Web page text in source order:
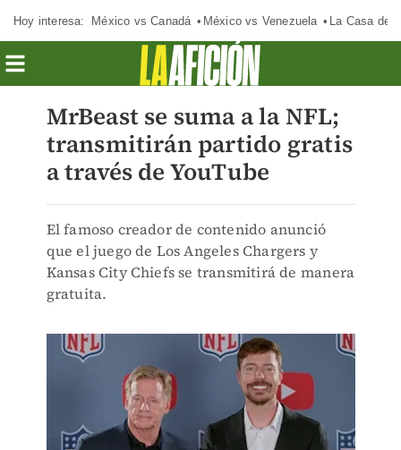
Hoy interesa: México vs Canadá México vs Venezuela La Casa de
MrBeast se suma a la NFL;
transmitirán partido gratis
a través de YouTube
El famoso creador de contenido anunció
que el juego de Los Angeles Chargers y
Kansas City Chiefs se transmitirá de manera
gratuita.